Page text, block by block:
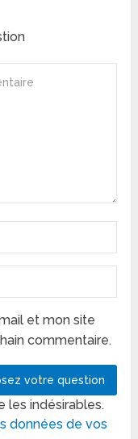
et mon site
commentaire.
les indésirables.
données de vos